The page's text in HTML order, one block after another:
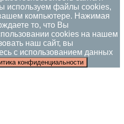
используем файлы cookies,
компьютере. Нажимая
то, что Вы
cookies на нашем
наш сайт, вы
с использованием данных
конфиденциальности